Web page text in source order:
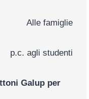
Alle famiglie
p.c. agli studenti
Galup per